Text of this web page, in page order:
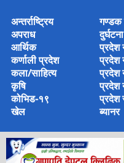
अन्तर्राष्ट्रिय
अपराध
आर्थिक
कर्णाली प्रदेश
कला/साहित्य
कृषि
कोभिड-१९
खेल
गण्डक
दुर्घटना
प्रदेश
प्रदेश
प्रदेश
प्रदेश
प्रदेश
ब्यानर